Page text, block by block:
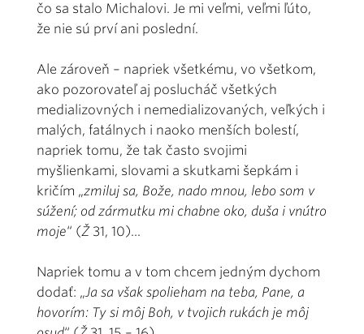
čo sa stalo Michalovi. Je mi veľmi, veľmi ľúto,
že nie sú prví ani poslední.
Ale zároveň – napriek všetkému, vo všetkom,
ako pozorovateľ aj poslucháč všetkých
medializovných i nemedializovaných, veľkých i
malých, fatálnych i naoko menších bolestí,
napriek tomu, že tak často svojimi
myšlienkami, slovami a skutkami šepkám i
kričím „zmiluj sa, Bože, nado mnou, lebo som v
súžení; od zármutku mi chabne oko, duša i vnútro
moje“ (Ž31, 10)...
Napriek tomu a v tom chcem jedným dychom
dodať: „Ja sa však spolieham na teba, Pane, a
hovorím: Ty si môj Boh, v tvojich rukách je môj